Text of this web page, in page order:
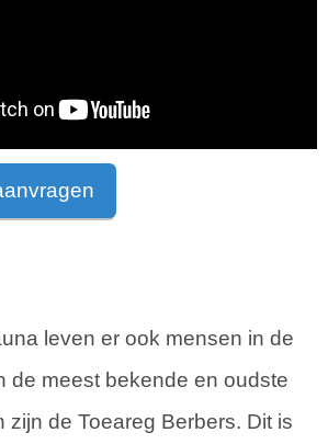
leven er ook mensen in de
de meest bekende en oudste
zijn de Toeareg Berbers. Dit is